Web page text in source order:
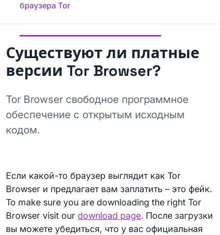
браузера Tor
Существуют ли платные
версии Tor Browser?
Tor Browser свободное программное
обеспечение с открытым исходным
кодом.
Если какой-то браузер выглядит как Tor
Browser и предлагает вам заплатить – это фейк.
To make sure you are downloading the right Tor
Browser visit our download page. После загрузки
вы можете убедиться, что у вас официальная